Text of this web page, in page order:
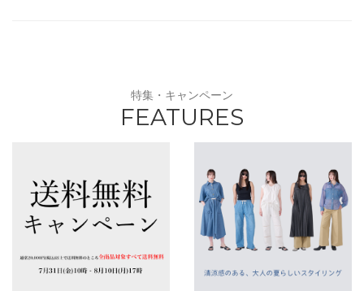
特集・キャンペーン
FEATURES